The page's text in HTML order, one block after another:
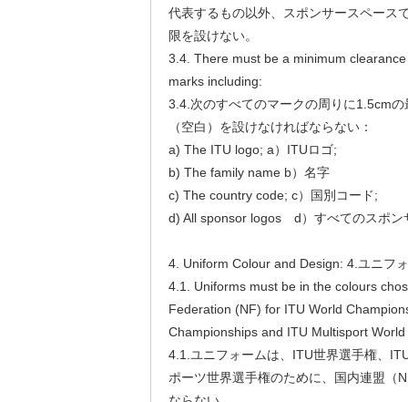
代表するもの以外、スポンサースペース
限を設けない。
3.4. There must be a minimum
marks including:
3.4.次のすべてのマークの周りに1.5cm
（空白）を設けなければならない：
a) The ITU logo; a）ITUロゴ;
b) The family name b）名字
c) The country code; c）国別コード;
d) All sponsor logos d）すべてのスポン
4. Uniform Colour and Design: 4.ユニフ
4.1. Uniforms must be in the colours
Federation (NF) for ITU World
Championships and ITU Multisport
4.1.ユニフォームは、ITU世界選手権、
ポーツ世界選手権のために、国内連盟（